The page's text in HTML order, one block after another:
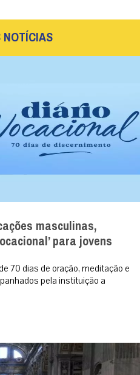
masculinas,
para jovens
70 dias de oração, meditação e
pela instituição a